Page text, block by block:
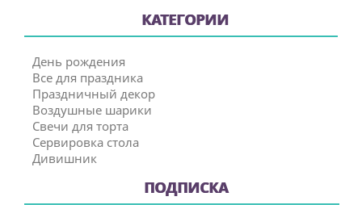
КАТЕГОРИИ
День рождения
Все для праздника
Праздничный декор
Воздушные шарики
Свечи для торта
Сервировка стола
Дивишник
ПОДПИСКА